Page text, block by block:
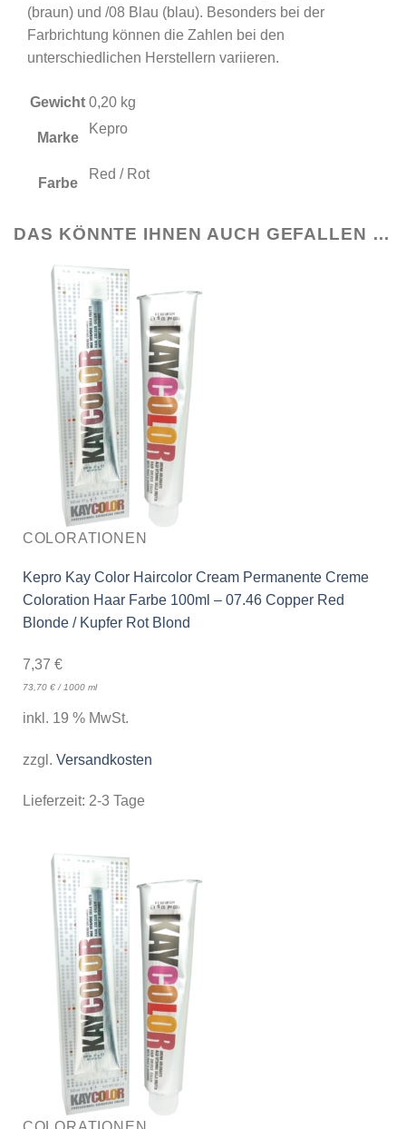
(braun) und /08 Blau (blau). Besonders bei der
Farbrichtung können die Zahlen bei den
unterschiedlichen Herstellern variieren.
Gewicht 0,20 kg
Marke
Kepro
Farbe
Red / Rot
DAS KÖNNTE IHNEN AUCH GEFALLEN …
COLORATIONEN
Kepro Kay Color Haircolor Cream Permanente Creme
Coloration Haar Farbe 100ml – 07.46 Copper Red
Blonde / Kupfer Rot Blond
7,37 €
73,70 €/ 1000 ml
inkl. 19 % MwSt.
zzgl. Versandkosten
Lieferzeit: 2-3 Tage